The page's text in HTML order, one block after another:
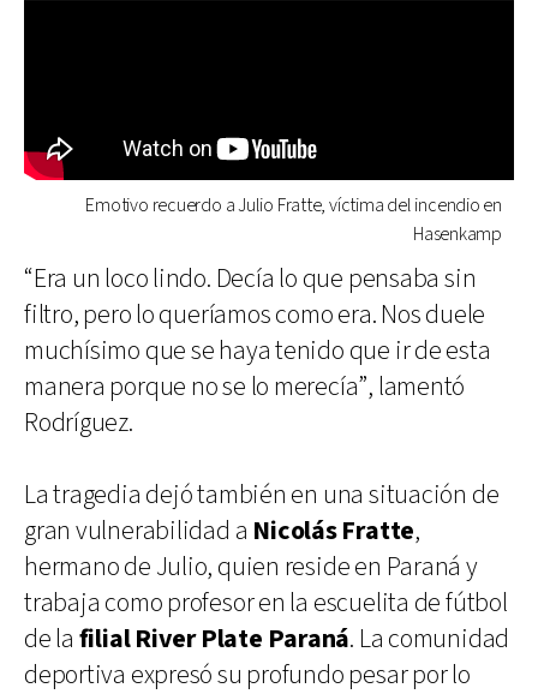
Emotivo recuerdo a Julio Fratte, víctima del incendio en
Hasenkamp
“Era un loco lindo. Decía lo que pensaba sin
filtro, pero lo queríamos como era. Nos duele
muchísimo que se haya tenido que ir de esta
manera porque no se lo merecía”, lamentó
Rodríguez.
La tragedia dejó también en una situación de
gran vulnerabilidad a Nicolás Fratte,
hermano de Julio, quien reside en Paraná y
trabaja como profesor en la escuelita de fútbol
de la filial River Plate Paraná. La comunidad
deportiva expresó su profundo pesar por lo